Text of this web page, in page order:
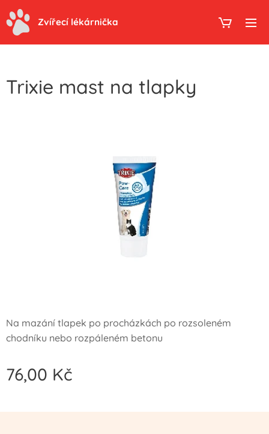
Zvířecí lékárnička
Trixie mast na tlapky
Na mazání tlapek po procházkách po rozsoleném
chodníku nebo rozpáleném betonu
76,00 Kč